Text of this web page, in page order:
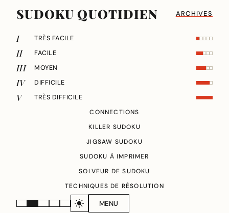
SUDOKU QUOTIDIEN ARCHIVES
MENU
I TRÈS FACILE
II FACILE
III MOYEN
IV DIFFICILE
V
TRÈS DIFFICILE
CONNECTIONS
KILLER SUDOKU
JIGSAW SUDOKU
SUDOKU À IMPRIMER
SOLVEUR DE SUDOKU
TECHNIQUES DE RÉSOLUTION